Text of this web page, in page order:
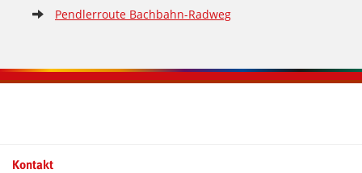
Pendlerroute Bachbahn-Radweg
Kontaktinformationen und Weiterführendes
Kontakt